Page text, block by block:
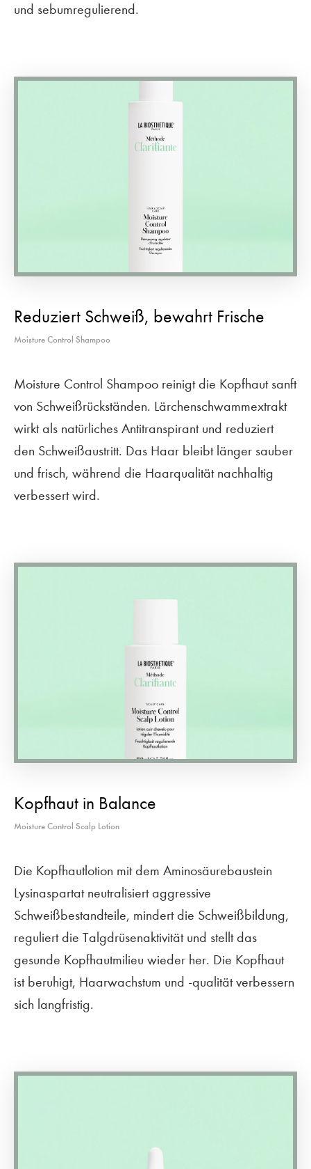
und sebumregulierend.
Reduziert Schweiß, bewahrt Frische
Moisture Control Shampoo
Moisture Control Shampoo reinigt die Kopfhaut sanft
von Schweißrückständen. Lärchenschwammextrakt
wirkt als natürliches Antitranspirant und reduziert
den Schweißaustritt. Das Haar bleibt länger sauber
und frisch, während die Haarqualität nachhaltig
verbessert wird.
Kopfhaut in Balance
Moisture Control Scalp Lotion
Die Kopfhautlotion mit dem Aminosäurebaustein
Lysinaspartat neutralisiert aggressive
Schweißbestandteile, mindert die Schweißbildung,
reguliert die Talgdrüsenaktivität und stellt das
gesunde Kopfhautmilieu wieder her. Die Kopfhaut
ist beruhigt, Haarwachstum und -qualität verbessern
sich langfristig.